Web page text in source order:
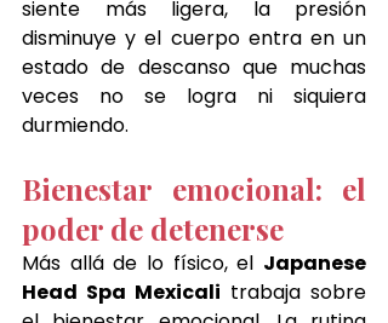
siente más ligera, la presión
disminuye y el cuerpo entra en un
estado de descanso que muchas
veces no se logra ni siquiera
durmiendo.
Bienestar emocional: el
poder de detenerse
Más allá de lo físico, el Japanese
Head Spa Mexicali trabaja sobre